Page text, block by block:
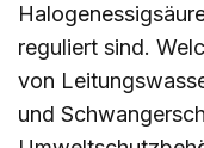
reguliert sind.
von
und